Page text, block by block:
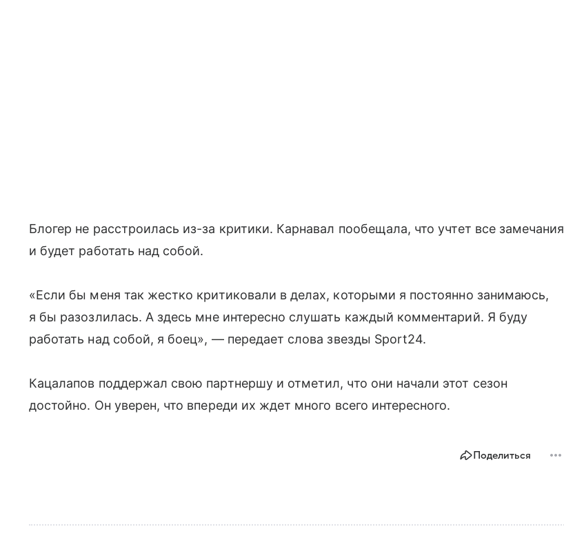
Блогер не расстроилась из-за критики. Карнавал пообещала, что учтет все замечания
и будет работать над собой.
«Если бы меня так жестко критиковали в делах, которыми я постоянно занимаюсь,
я бы разозлилась. А здесь мне интересно слушать каждый комментарий. Я буду
работать над собой, я боец», — передает слова звезды Sport24.
Кацалапов поддержал свою партнершу и отметил, что они начали этот сезон
достойно. Он уверен, что впереди их ждет много всего интересного.
Поделиться